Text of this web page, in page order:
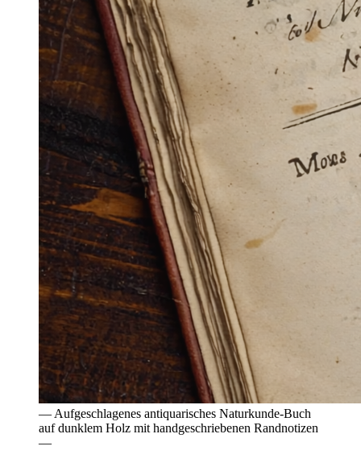
— Aufgeschlagenes antiquarisches Naturkunde-Buch
auf dunklem Holz mit handgeschriebenen Randnotizen
—